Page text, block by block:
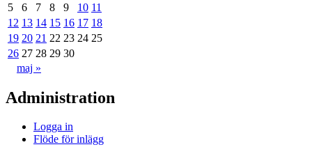
5
6 7 8 9 10 11
12 13 14 15 16 17 18
19 20 21 22 23 24 25
26 27 28 29 30
maj »
Administration
Logga in
Flöde för inlägg